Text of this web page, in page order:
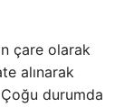
çare olarak
alınarak
durumda